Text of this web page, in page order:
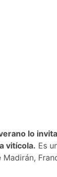
lo
vitícola. Es